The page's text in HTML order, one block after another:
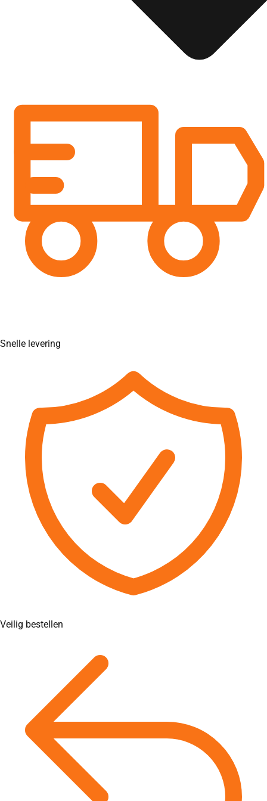
Snelle levering
Veilig bestellen